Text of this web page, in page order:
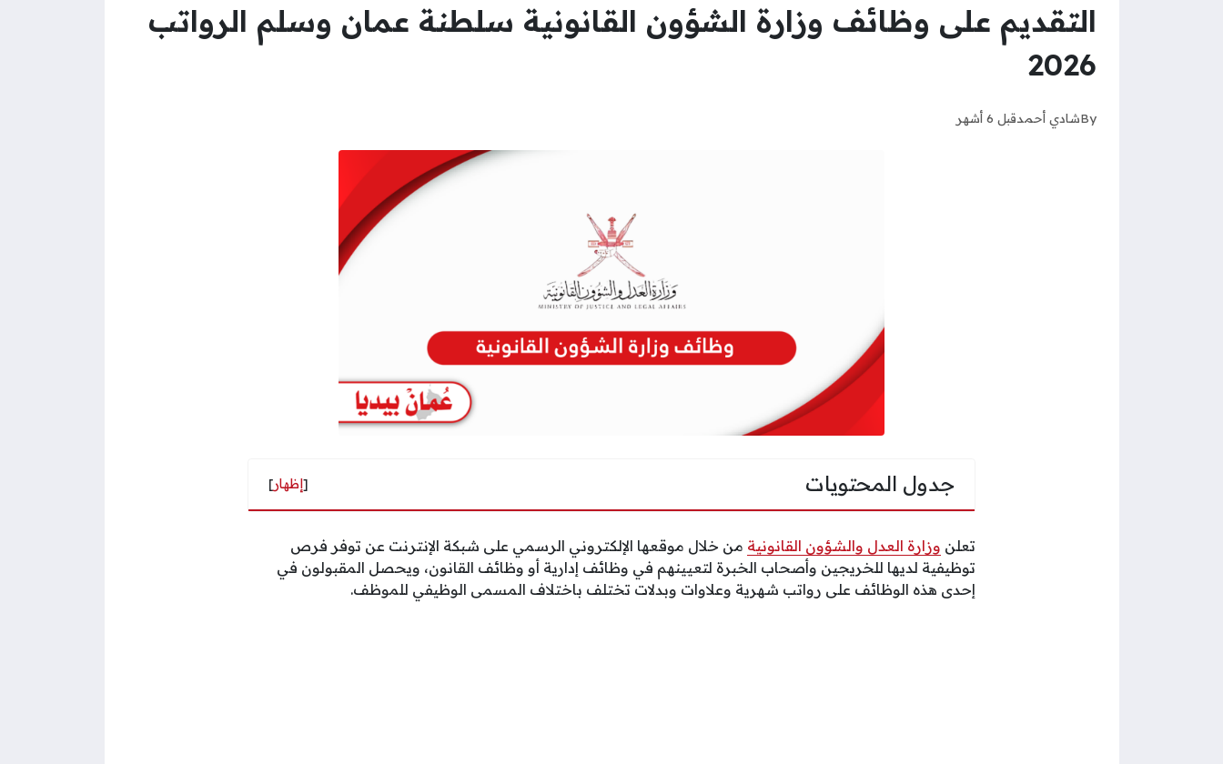
التقديم على وظائف وزارة الشؤون القانونية سلطنة عمان وسلم الرواتب
2026
Byشادي أحمدقبل 6 أشهر
جدول المحتويات [إظهار]
تعلن وزارة العدل والشؤون القانونية من خلال موقعها الإلكتروني الرسمي على شبكة الإنترنت عن توفر فرص
توظيفية لديها للخريجين وأصحاب الخبرة لتعيينهم في وظائف إدارية أو وظائف القانون، ويحصل المقبولون في
إحدى هذه الوظائف على رواتب شهرية وعلاوات وبدلات تختلف باختلاف المسمى الوظيفي للموظف.